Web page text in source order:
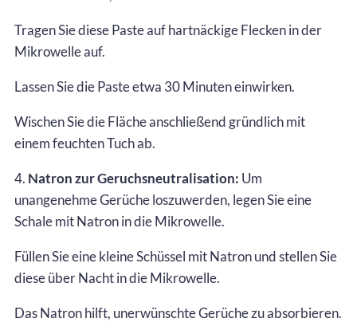
Tragen Sie diese Paste auf hartnäckige Flecken in der
Mikrowelle auf.
Lassen Sie die Paste etwa 30 Minuten einwirken.
Wischen Sie die Fläche anschließend gründlich mit
einem feuchten Tuch ab.
4. Natron zur Geruchsneutralisation: Um
unangenehme Gerüche loszuwerden, legen Sie eine
Schale mit Natron in die Mikrowelle.
Füllen Sie eine kleine Schüssel mit Natron und stellen Sie
diese über Nacht in die Mikrowelle.
Das Natron hilft, unerwünschte Gerüche zu absorbieren.